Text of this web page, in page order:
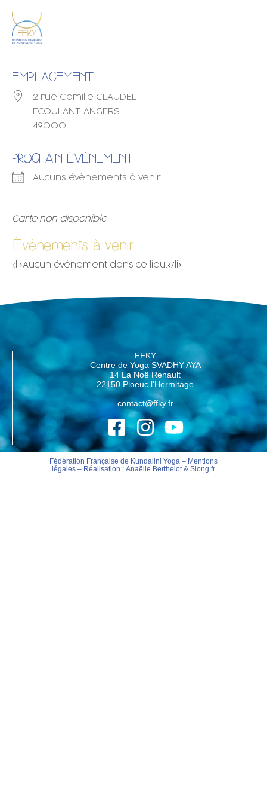
EMPLACEMENT
2 rue Camille CLAUDEL
ECOULANT, ANGERS
49000
PROCHAIN ÉVÈNEMENT
Aucuns évènements à venir
Carte non disponible
Évènements à venir
<li>Aucun événement dans ce lieu.</li>
FFKY
Centre de Yoga SVADHY AYA
14 La Noë Renault
22150 Ploeuc l’Hermitage
contact@ffky.fr
Fédération Française de Kundalini Yoga – Mentions
légales– Réalisation : Anaëlle Berthelot& Slong.fr